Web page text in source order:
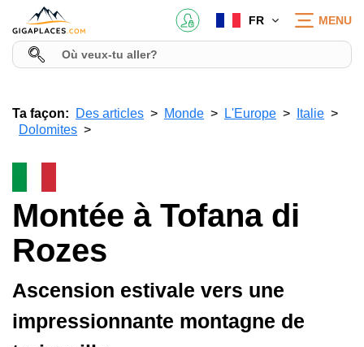
FR MENU
Ta façon: Des articles Monde L'Europe
Italie
Dolomites
Montée à Tofana di
Rozes
Ascension estivale vers une
impressionnante montagne de